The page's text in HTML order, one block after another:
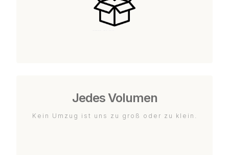
Jedes Volumen
Kein Umzug ist uns zu groß oder zu klein.